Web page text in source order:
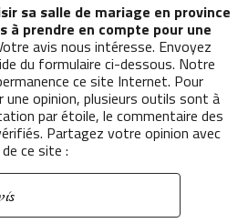
sa salle de mariage en province
à prendre en compte pour une
avis nous intéresse. Envoyez
du formulaire ci-dessous. Notre
ce site Internet. Pour
opinion, plusieurs outils sont à
par étoile, le commentaire des
Partagez votre opinion avec
ce site :